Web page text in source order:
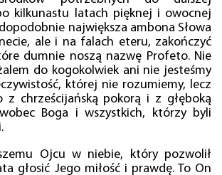
kilkunastu latach pięknej i owocnej
największa ambona Słowa
ale i na falach eteru, zakończyć
dumnie noszą nazwę Profeto. Nie
do kogokolwiek ani nie jesteśmy
której nie rozumiemy, lecz
z chrześcijańską pokorą i z głęboką
Boga i wszystkich, którzy byli
Ojcu w niebie, który pozwolił
głosić Jego miłość i prawdę. To On